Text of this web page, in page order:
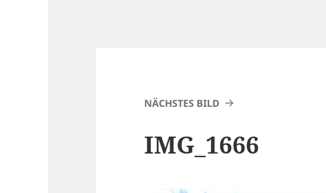
NÄCHSTES BILD
IMG_1666